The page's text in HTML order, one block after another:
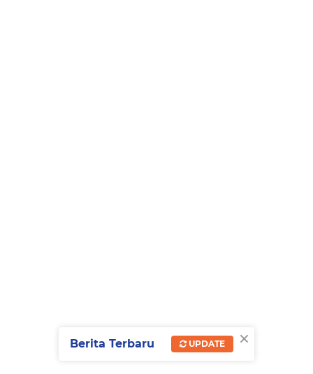
×
Berita Terbaru UPDATE